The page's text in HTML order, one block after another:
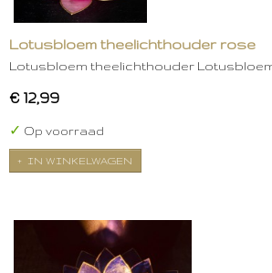
Lotusbloem theelichthouder rose
Lotusbloem theelichthouder
€ 12,99
✓ Op voorraad
IN WINKELWAGEN